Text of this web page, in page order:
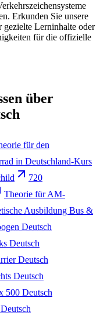
Erkunden Sie unsere
gezielte Lerninhalte oder
für die offizielle
über
für den
in Deutschland-Kurs
720
Theorie für AM-
Ausbildung Bus &
Deutsch
Deutsch
Deutsch
Deutsch
500 Deutsch